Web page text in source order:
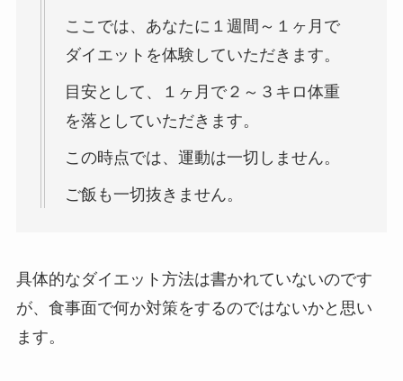
ここでは、あなたに１週間～１ヶ月で
ダイエットを体験していただきます。
目安として、１ヶ月で２～３キロ体重
を落としていただきます。
この時点では、運動は一切しません。
ご飯も一切抜きません。
具体的なダイエット方法は書かれていないのです
が、食事面で何か対策をするのではないかと思い
ます。